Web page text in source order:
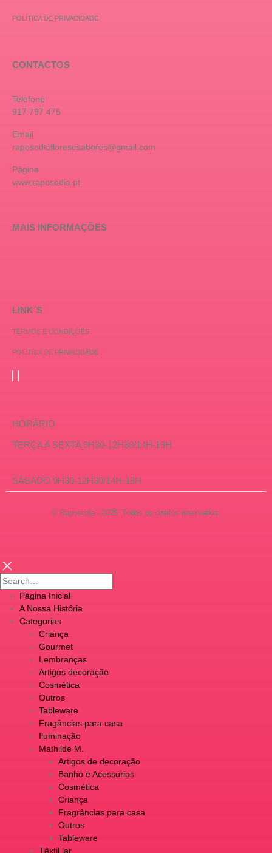
POLÍTICA DE PRIVACIDADE
CONTACTOS
Telefone
917 797 475
Email
raposodiafloresesabores@gmail.com
Página
www.raposodia.pt
MAIS INFORMAÇÕES
LINK´S
TERMOS E CONDIÇÕES
POLÍTICA DE PRIVACIDADE
HORÁRIO
TERÇA A SEXTA 9H30-12H30/14H-19H
SÁBADO 9H30-12H30/14H-18H
© Raposodia - 2025. Todos os direitos reservados.
Página Inicial
A Nossa História
Categorias
Criança
Gourmet
Lembranças
Artigos decoração
Cosmética
Outros
Tableware
Fragâncias para casa
Iluminação
Mathilde M.
Artigos de decoração
Banho e Acessórios
Cosmética
Criança
Fragrâncias para casa
Outros
Tableware
Têxtil lar